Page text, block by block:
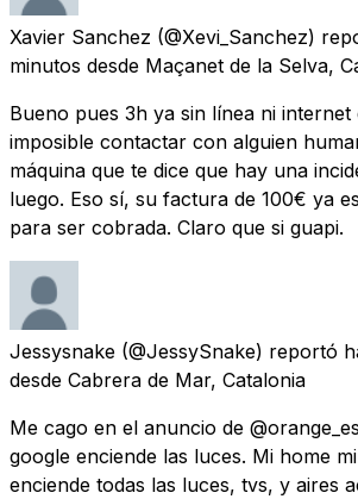
Xavier Sanchez (@Xevi_Sanchez)
minutos desde Maçanet de la Selva,
Bueno pues 3h ya sin línea ni internet
imposible contactar con alguien
máquina que te dice que hay una
luego. Eso sí, su factura de 100€ ya
para ser cobrada. Claro que si guapi.
Jessysnake (@JessySnake) reportó
desde Cabrera de Mar, Catalonia
Me cago en el anuncio de
google enciende las luces. Mi home
enciende todas las luces, tvs, y aires